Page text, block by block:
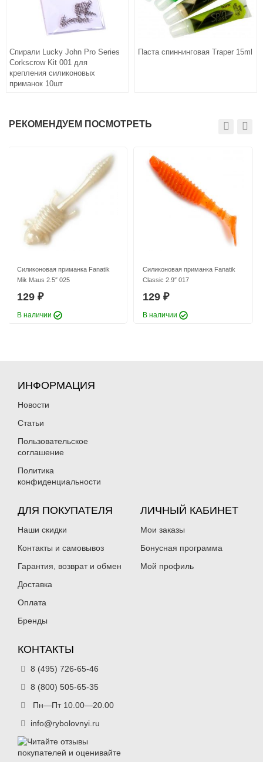
Спирали Lucky John Pro Series
Corkscrow Kit 001 для
крепления силиконовых
приманок 10шт
Паста спиннинговая Traper 15ml
РЕКОМЕНДУЕМ ПОСМОТРЕТЬ
Силиконовая приманка Fanatik
Mik Maus 2.5″ 025
129 ₽
В наличии
Силиконовая приманка Fanatik
Classic 2.9″ 017
129 ₽
В наличии
ИНФОРМАЦИЯ
Новости
Статьи
Пользовательское
соглашение
Политика
конфиденциальности
ДЛЯ ПОКУПАТЕЛЯ
Наши скидки
Контакты и самовывоз
Гарантия, возврат и обмен
Доставка
Оплата
Бренды
ЛИЧНЫЙ КАБИНЕТ
Мои заказы
Бонусная программа
Мой профиль
КОНТАКТЫ
8 (495) 726-65-46
8 (800) 505-65-35
Пн—Пт 10.00—20.00
info@rybolovnyi.ru